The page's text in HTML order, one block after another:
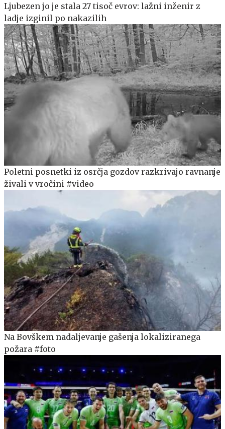
Ljubezen jo je stala 27 tisoč evrov: lažni inženir z
ladje izginil po nakazilih
Poletni posnetki iz osrčja gozdov razkrivajo ravnanje
živali v vročini #video
Na Bovškem nadaljevanje gašenja lokaliziranega
požara #foto